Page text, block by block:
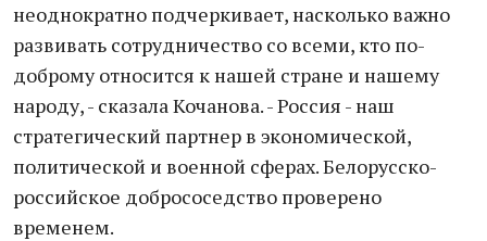
неоднократно подчеркивает, насколько важно
развивать сотрудничество со всеми, кто по-
доброму относится к нашей стране и нашему
народу, - сказала Кочанова. - Россия - наш
стратегический партнер в экономической,
политической и военной сферах. Белорусско-
российское добрососедство проверено
временем.